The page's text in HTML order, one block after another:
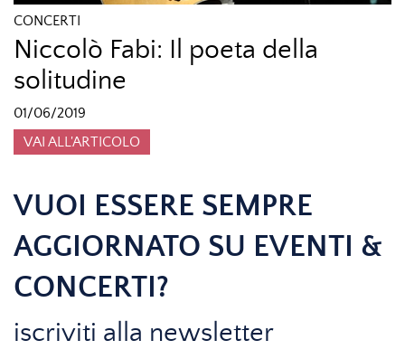
CONCERTI
Niccolò Fabi: Il poeta della
solitudine
01/06/2019
VAI ALL'ARTICOLO
VUOI ESSERE SEMPRE
AGGIORNATO SU EVENTI &
CONCERTI?
iscriviti alla newsletter